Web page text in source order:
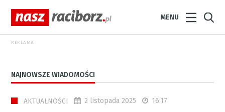
MENU
REKLAMA
NAJNOWSZE WIADOMOŚCI
AKTUALNOŚCI 2 listopada 2025 16:17